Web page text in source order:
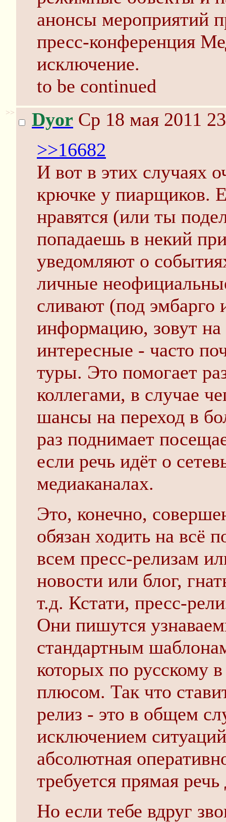
анонсы мероприятий
пресс-конференция
исключение.
to be continued
>> Dyor Ср 18 мая 2011
>>16682
И вот в этих случаях
крючке у пиарщиков.
нравятся (или ты
попадаешь в некий
уведомляют о
личные
сливают (под эмбарго
информацию, зовут на
интересные - часто
туры. Это помогает
коллегами, в случае
шансы на переход в
раз поднимает
если речь идёт о
медиаканалах.
Это, конечно,
обязан ходить на всё
всем пресс-релизам
новости или блог,
т.д. Кстати, пресс-
Они пишутся
стандартным
которых по русскому
плюсом. Так что
релиз - это в общем
исключением
абсолютная
требуется прямая
Но если тебе вдруг